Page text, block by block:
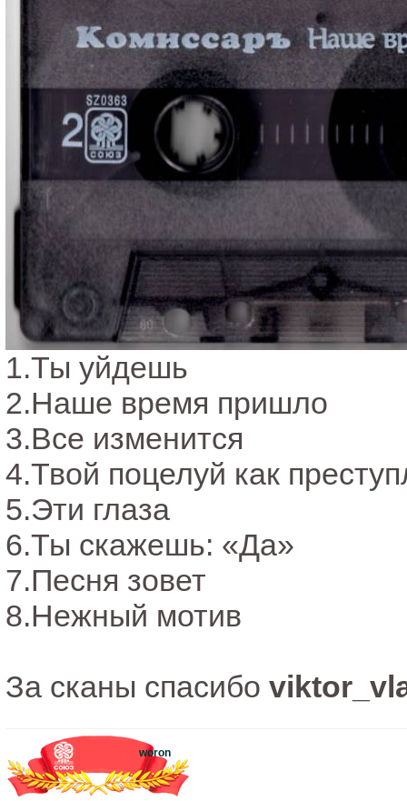
1.Ты уйдешь
2.Наше время пришло
3.Все изменится
4.Твой поцелуй как
5.Эти глаза
6.Ты скажешь: «Да»
7.Песня зовет
8.Нежный мотив
За сканы спасибо
woron